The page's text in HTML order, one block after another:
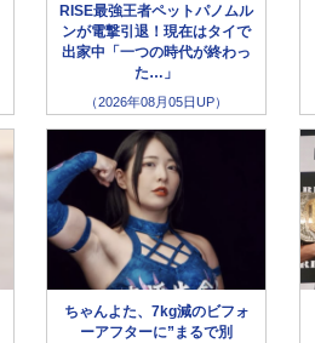
RISE最強王者ペットパノムル
ンが電撃引退！現在はタイで
出家中「一つの時代が終わっ
た…」
（2026年08月05日UP）
ちゃんよた、7kg減のビフォ
ーアフターに”まるで別